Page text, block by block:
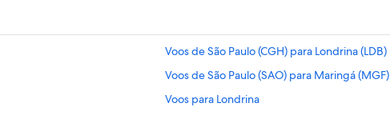
Voos de São Paulo (CGH) para Londrina (LDB)
Voos de São Paulo (SAO) para Maringá (MGF)
Voos para Londrina